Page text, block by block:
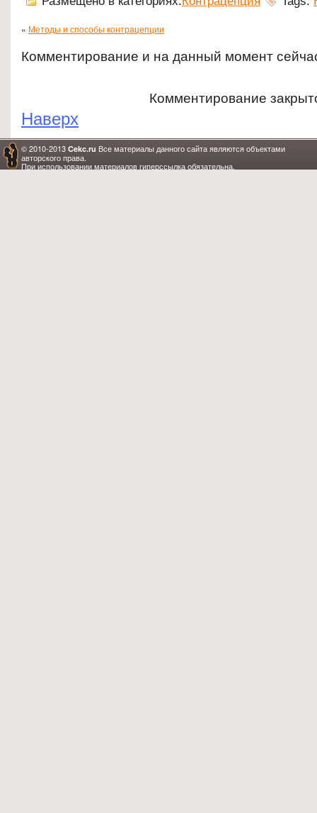
« Методы и способы контрацепции
Комментирование и на данный момент
Комментирование
Наверх
© 2010-2013 Cekc.ru Все материалы данного сайта являются объектами
авторского права.
При использовании материалов гиперссылка обязательна.